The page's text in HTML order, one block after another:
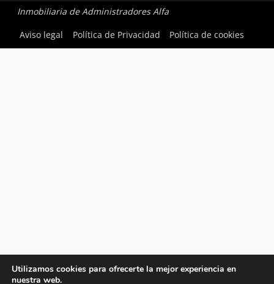
Inmobiliaria de Administradores Alfa
Aviso legal
Política de Privacidad Política de cookies
Utilizamos cookies para ofrecerte la mejor experiencia en
nuestra web.